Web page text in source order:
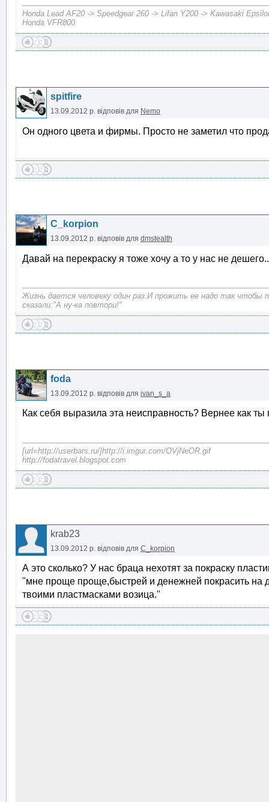
Honda Lead AF20 -> Speedgear 260 -> Lifan Y200 -> Kawasaki
Honda VFR800
spitfire
13.09.2012 р. відповів для Nemo
Он одного цвета и фирмы. Просто не заметил что
C_korpion
13.09.2012 р. відповів для dmstealth
Давай на перекраску я тоже хочу а то у нас не
Жизнь дается человеку один раз.И прожить ее надо так чтобы
сказали:"А ну-ка повтори!"
foda
13.09.2012 р. відповів для ivan_s_a
Как себя выразила эта неисправность? Вернее как
[url=http://userbars.ru/]http://i.imgur.com/OVjNeOR.gif
http://fodatravel.blogspot.com
krab23
13.09.2012 р. відповів для C_korpion
А это сколько? У нас браца нехотят за покраску
"мне проще проще,быстрей и денежней покрасить на
твоими пластмасками возица."